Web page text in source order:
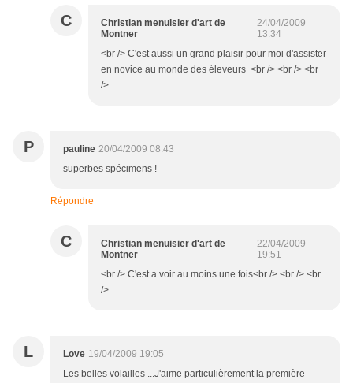
C
Christian menuisier d'art de
Montner
24/04/2009
13:34
<br /> C'est aussi un grand plaisir pour moi d'assister
en novice au monde des éleveurs <br /> <br /> <br
/>
P pauline 20/04/2009 08:43
superbes spécimens !
Répondre
C
Christian menuisier d'art de
Montner
22/04/2009
19:51
<br /> C'est a voir au moins une fois<br /> <br /> <br
/>
L Love 19/04/2009 19:05
Les belles volailles ...J'aime particulièrement la première